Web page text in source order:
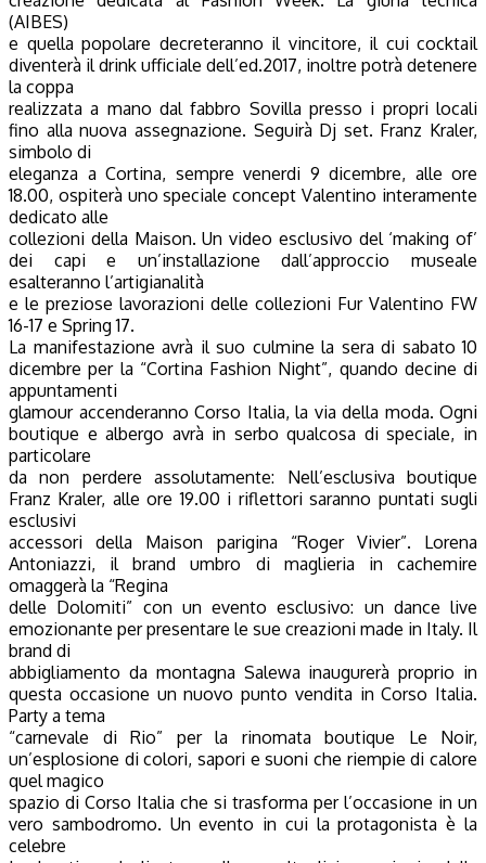
(AIBES)
e quella popolare decreteranno il vincitore, il cui cocktail
diventerà il drink ufficiale dell’ed.2017, inoltre potrà detenere
la coppa
realizzata a mano dal fabbro Sovilla presso i propri locali
fino alla nuova assegnazione. Seguirà Dj set. Franz Kraler,
simbolo di
eleganza a Cortina, sempre venerdi 9 dicembre, alle ore
18.00, ospiterà uno speciale concept Valentino interamente
dedicato alle
collezioni della Maison. Un video esclusivo del ‘making of’
dei capi e un’installazione dall’approccio museale
esalteranno l’artigianalità
e le preziose lavorazioni delle collezioni Fur Valentino FW
16-17 e Spring 17.
La manifestazione avrà il suo culmine la sera di sabato 10
dicembre per la “Cortina Fashion Night”, quando decine di
appuntamenti
glamour accenderanno Corso Italia, la via della moda. Ogni
boutique e albergo avrà in serbo qualcosa di speciale, in
particolare
da non perdere assolutamente: Nell’esclusiva boutique
Franz Kraler, alle ore 19.00 i riflettori saranno puntati sugli
esclusivi
accessori della Maison parigina “Roger Vivier”. Lorena
Antoniazzi, il brand umbro di maglieria in cachemire
omaggerà la “Regina
delle Dolomiti” con un evento esclusivo: un dance live
emozionante per presentare le sue creazioni made in Italy. Il
brand di
abbigliamento da montagna Salewa inaugurerà proprio in
questa occasione un nuovo punto vendita in Corso Italia.
Party a tema
“carnevale di Rio” per la rinomata boutique Le Noir,
un’esplosione di colori, sapori e suoni che riempie di calore
quel magico
spazio di Corso Italia che si trasforma per l’occasione in un
vero sambodromo. Un evento in cui la protagonista è la
celebre